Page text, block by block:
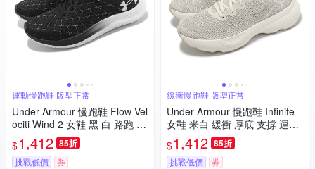
運動慢跑鞋 版型正常
Under Armour 慢跑鞋 Flow Vel
ociti Wind 2 女鞋 黑 白 路跑 U
A 輕量 運動鞋 內建晶片 30256
62003
$1,412 85折
挑戰低價 券
緩衝慢跑鞋 版型正常
Under Armour 慢跑鞋 Infinite
女鞋 米白 緩衝 厚底 支撐 運動
鞋 UA 3027524200
$1,412 85折
挑戰低價 券